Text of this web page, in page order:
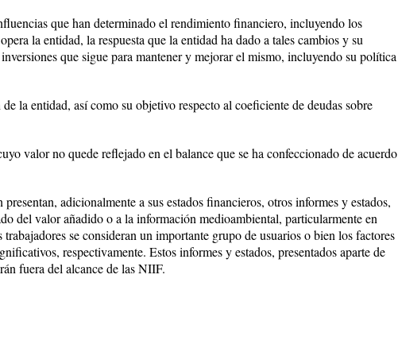
que han determinado el rendimiento financiero, incluyendo los
la entidad, la respuesta que la entidad ha dado a tales cambios y su
que sigue para mantener y mejorar el mismo, incluyendo su política
la entidad, así como su objetivo respecto al coeficiente de deudas sobre
valor no quede reflejado en el balance que se ha confeccionado de acuerdo
adicionalmente a sus estados financieros, otros informes y estados,
del valor añadido o a la información medioambiental, particularmente en
se consideran un importante grupo de usuarios o bien los factores
respectivamente. Estos informes y estados, presentados aparte de
fuera del alcance de las NIIF.